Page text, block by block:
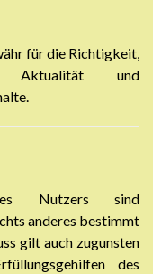
für die Richtigkeit,
Aktualität und
des Nutzers sind
anderes bestimmt
gilt auch zugunsten
des